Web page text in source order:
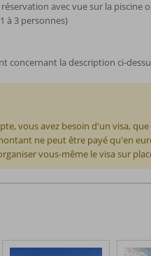
avec vue sur la piscine
à 3 personnes)
concernant la description ci-
vous avez besoin d'un visa,
ne peut être payé qu'en
vous-même le visa sur